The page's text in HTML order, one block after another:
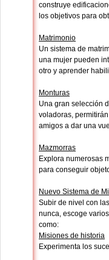
construye
los objetivos para
Matrimonio
Un sistema de
una mujer pueden
otro y aprender
Monturas
Una gran selección
voladoras,
amigos a dar una
Mazmorras
Explora numerosas
para conseguir
Nuevo Sistema de
Subir de nivel con
nunca, escoge
como:
Misiones de historia
Experimenta los